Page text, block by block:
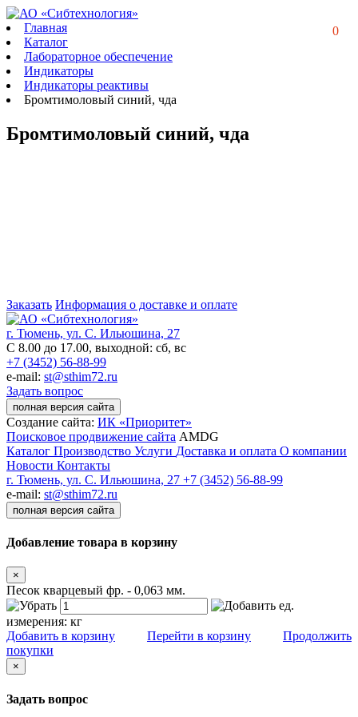
0
Главная
Каталог
Лабораторное обеспечение
Индикаторы
Индикаторы реактивы
Бромтимоловый синий, чда
Бромтимоловый синий, чда
Заказать Информация о доставке и оплате
г. Тюмень, ул. С. Ильюшина, 27
С 8.00 до 17.00, выходной: сб, вс
+7 (3452) 56-88-99
e-mail: st@sthim72.ru
Задать вопрос
полная версия сайта
Создание сайта: ИК «Приоритет»
Поисковое продвижение сайта AMDG
Каталог Производство Услуги Доставка и оплата О компании
Новости Контакты
г. Тюмень, ул. С. Ильюшина, 27 +7 (3452) 56-88-99
e-mail: st@sthim72.ru
полная версия сайта
Добавление товара в корзину
×
Песок кварцевый фр. - 0,063 мм.
ед.
измерения: кг
Добавить в корзину
Перейти в корзину
Продолжить
покупки
×
Задать вопрос